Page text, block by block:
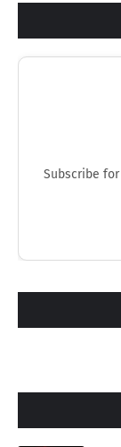
Subscribe